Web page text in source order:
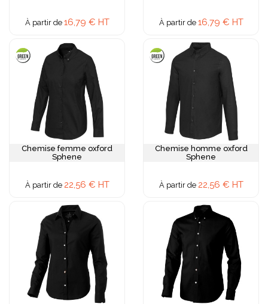
À partir de 16,79 € HT À partir de 16,79 € HT
Chemise femme oxford
Sphene
À partir de 22,56 € HT
Chemise homme oxford
Sphene
À partir de 22,56 € HT